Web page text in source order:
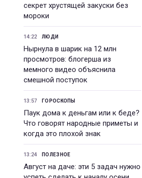
секрет хрустящей закуски без
мороки
14:22 ЛЮДИ
Нырнула в шарик на 12 млн
просмотров: блогерша из
мемного видео объяснила
смешной поступок
13:57 ГОРОСКОПЫ
Паук дома к деньгам или к беде?
Что говорят народные приметы и
когда это плохой знак
13:24 ПОЛЕЗНОЕ
Август на даче: эти 5 задач нужно